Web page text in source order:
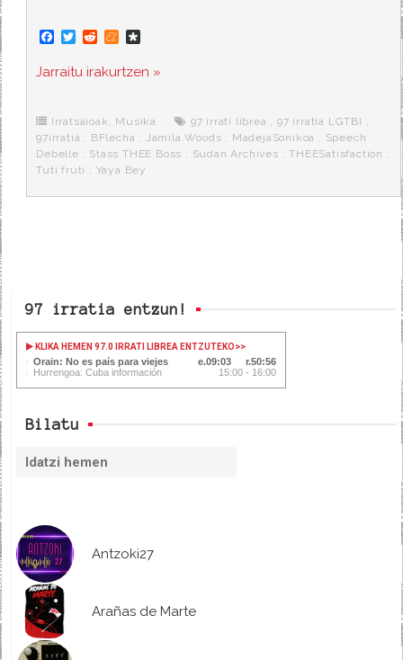
F
c
e
o
k
T
i
t
r
R
d
d
M
n
e
e
a
s
r
a
Jarraitu irakurtzen »
Irratsaioak , Musika 97 irrati librea , 97 irratia LGTBI ,
97irratia , BFlecha , Jamila Woods , MadejaSonikoa , Speech
Debelle , Stass THEE Boss , Sudan Archives ,THEESatisfaction ,
Tuti fruti , Yaya Bey
97 irratia entzun!
KLIKA HEMEN 97.0 IRRATI LIBREA ENTZUTEKO>>
Orain: No es país para viejes 09:04
50:55
Hurrengoa: Cuba información
15:00 - 16:00
Bilatu
Antzoki27
Arañas de Marte